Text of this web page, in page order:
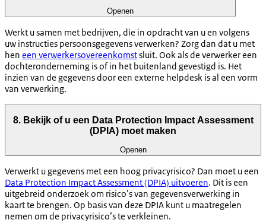
Openen
Werkt u samen met bedrijven, die in opdracht van u en volgens
uw instructies persoonsgegevens verwerken? Zorg dan dat u met
hen een verwerkersovereenkomstsluit. Ook als de verwerker een
dochteronderneming is of in het buitenland gevestigd is. Het
inzien van de gegevens door een externe helpdesk is al een vorm
van verwerking.
8. Bekijk of u een Data Protection Impact Assessment
(DPIA) moet maken
Openen
Verwerkt u gegevens met een hoog privacyrisico? Dan moet u een
Data Protection Impact Assessment (DPIA) uitvoeren. Dit is een
uitgebreid onderzoek om risico’s van gegevensverwerking in
kaart te brengen. Op basis van deze DPIA kunt u maatregelen
nemen om de privacyrisico’s te verkleinen.